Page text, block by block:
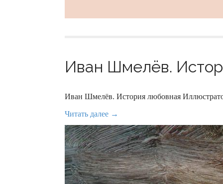
Иван Шмелёв.
Иван Шмелёв. История любовная
Читать далее →